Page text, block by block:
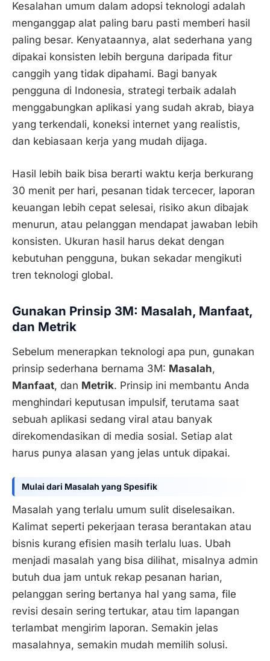
Kesalahan umum dalam adopsi teknologi adalah
menganggap alat paling baru pasti memberi hasil
paling besar. Kenyataannya, alat sederhana yang
dipakai konsisten lebih berguna daripada fitur
canggih yang tidak dipahami. Bagi banyak
pengguna di Indonesia, strategi terbaik adalah
menggabungkan aplikasi yang sudah akrab, biaya
yang terkendali, koneksi internet yang realistis,
dan kebiasaan kerja yang mudah dijaga.
Hasil lebih baik bisa berarti waktu kerja berkurang
30 menit per hari, pesanan tidak tercecer, laporan
keuangan lebih cepat selesai, risiko akun dibajak
menurun, atau pelanggan mendapat jawaban lebih
konsisten. Ukuran hasil harus dekat dengan
kebutuhan pengguna, bukan sekadar mengikuti
tren teknologi global.
Gunakan Prinsip 3M: Masalah, Manfaat,
dan Metrik
Sebelum menerapkan teknologi apa pun, gunakan
prinsip sederhana bernama 3M: Masalah,
Manfaat, dan Metrik. Prinsip ini membantu Anda
menghindari keputusan impulsif, terutama saat
sebuah aplikasi sedang viral atau banyak
direkomendasikan di media sosial. Setiap alat
harus punya alasan yang jelas untuk dipakai.
Mulai dari Masalah yang Spesifik
Masalah yang terlalu umum sulit diselesaikan.
Kalimat seperti pekerjaan terasa berantakan atau
bisnis kurang efisien masih terlalu luas. Ubah
menjadi masalah yang bisa dilihat, misalnya admin
butuh dua jam untuk rekap pesanan harian,
pelanggan sering bertanya hal yang sama, file
revisi desain sering tertukar, atau tim lapangan
terlambat mengirim laporan. Semakin jelas
masalahnya, semakin mudah memilih solusi.